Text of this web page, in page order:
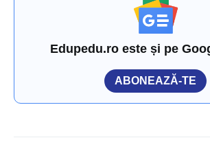
Edupedu.ro este și pe
ABONEAZĂ-TE